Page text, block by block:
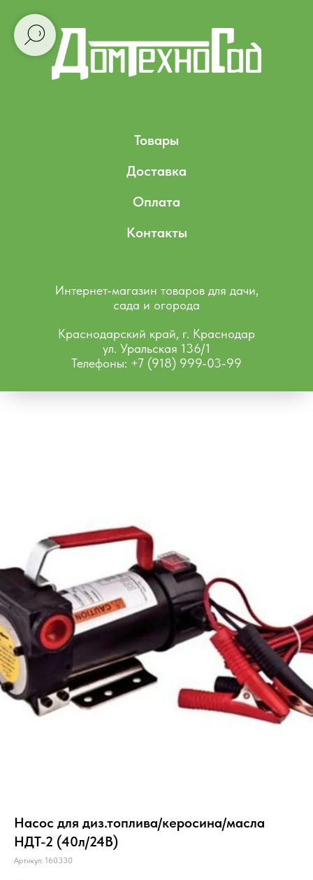
Товары
Доставка
Оплата
Контакты
Интернет-магазин товаров для дачи,
сада и огорода
Краснодарский край, г. Краснодар
ул. Уральская 136/1
Телефоны: +7 (918) 999-03-99
Насос для диз.топлива/керосина/масла
НДТ-2 (40л/24В)
Артикул: 160330